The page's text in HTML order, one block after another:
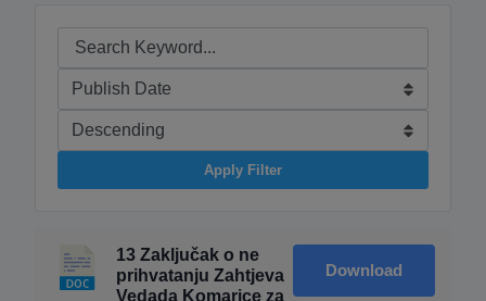
Apply Filter
13 Zaključak o ne
prihvatanju Zahtjeva
Vedada Komarice za
Download